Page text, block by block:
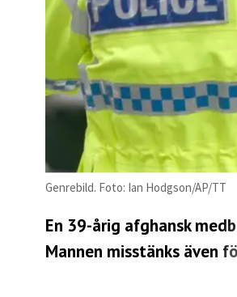
Genrebild. Foto: Ian Hodgson/AP/TT
En 39-årig afghansk
Mannen misstänks även